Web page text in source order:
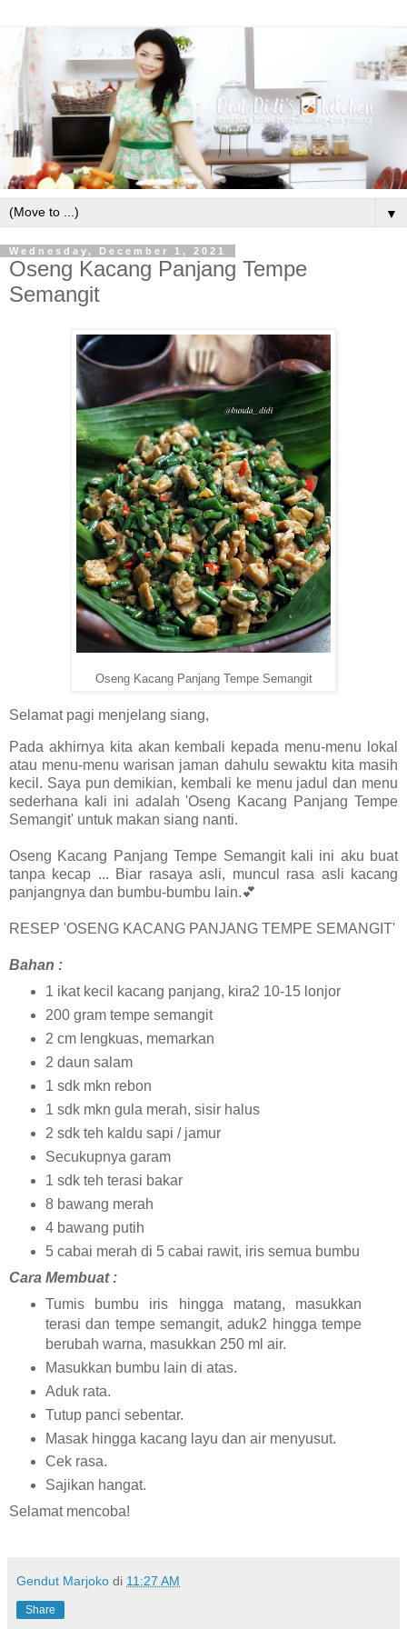
▼
Wednesday, December 1, 2021
Oseng Kacang Panjang Tempe
Semangit
Oseng Kacang Panjang Tempe Semangit
Selamat pagi menjelang siang,
Pada akhirnya kita akan kembali kepada menu-menu lokal
atau menu-menu warisan jaman dahulu sewaktu kita masih
kecil. Saya pun demikian, kembali ke menu jadul dan menu
sederhana kali ini adalah 'Oseng Kacang Panjang Tempe
Semangit' untuk makan siang nanti.
Oseng Kacang Panjang Tempe Semangit kali ini aku buat
tanpa kecap ... Biar rasaya asli, muncul rasa asli kacang
panjangnya dan bumbu-bumbu lain.💕
RESEP 'OSENG KACANG PANJANG TEMPE SEMANGIT'
Bahan :
1 ikat kecil kacang panjang, kira2 10-15 lonjor
200 gram tempe semangit
2 cm lengkuas, memarkan
2 daun salam
1 sdk mkn rebon
1 sdk mkn gula merah, sisir halus
2 sdk teh kaldu sapi / jamur
Secukupnya garam
1 sdk teh terasi bakar
8 bawang merah
4 bawang putih
5 cabai merah di 5 cabai rawit, iris semua bumbu
Cara Membuat :
Tumis bumbu iris hingga matang, masukkan
terasi dan tempe semangit, aduk2 hingga tempe
berubah warna, masukkan 250 ml air.
Masukkan bumbu lain di atas.
Aduk rata.
Tutup panci sebentar.
Masak hingga kacang layu dan air menyusut.
Cek rasa.
Sajikan hangat.
Selamat mencoba!
Gendut Marjoko di 11:27 AM
Share